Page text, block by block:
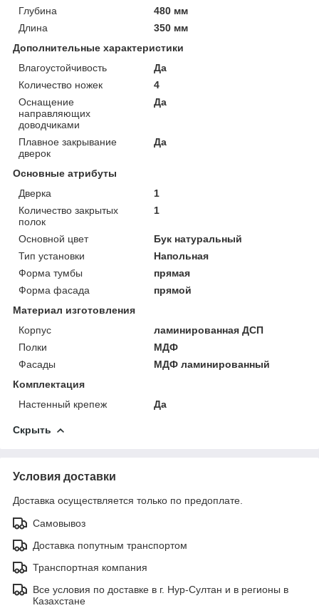
Глубина
480 мм
Длина
350 мм
Дополнительные характеристики
Влагоустойчивость
Да
Количество ножек
4
Оснащение
направляющих
доводчиками
Да
Плавное закрывание
дверок
Да
Основные атрибуты
Дверка
1
Количество закрытых
полок
1
Основной цвет
Бук натуральный
Тип установки
Напольная
Форма тумбы
прямая
Форма фасада
прямой
Материал изготовления
Корпус
ламинированная ДСП
Полки
МДФ
Фасады
МДФ ламинированный
Комплектация
Настенный крепеж
Да
Скрыть
Условия доставки
Доставка осуществляется только по предоплате.
Самовывоз
Доставка попутным транспортом
Транспортная компания
Все условия по доставке в г. Нур-Султан и в регионы в
Казахстане